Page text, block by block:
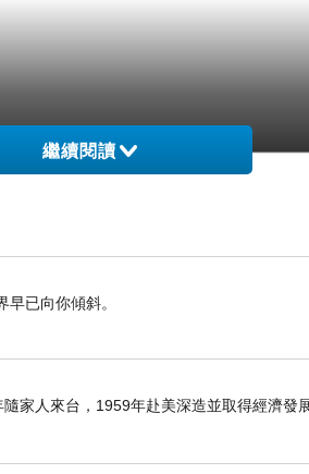
繼續閱讀
已向你傾斜。
家人來台，1959年赴美深造並取得經濟發